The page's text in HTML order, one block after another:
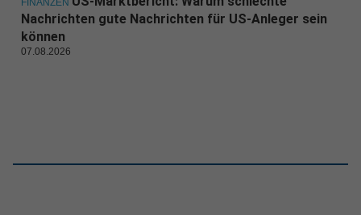
Nachrichten gute Nachrichten für US-Anleger sein
können
07.08.2026